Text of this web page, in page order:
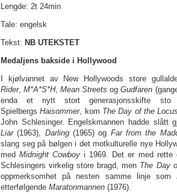
Lengde: 2t 24min
Tale: engelsk
Tekst: NB UTEKSTET
Medaljens bakside i Hollywood
I kjølvannet av New Hollywoods store
Rider,M*A*S*H,Mean Streets ogGudfaren
enda et nytt stort generasjonsskifte
SpielbergsHaisommer, kom The Day of the
John Schlesinger. Engelskmannen hadde slått
Liar(1963), Darling(1965) og Far from the
slang seg på bølgen i det motkulturelle nye
medMidnight Cowboy i 1969. Det er med rette
Schlesingers virkelig store bragd, men The Day
oppmerksomhet på nesten samme linje som
etterfølgende Maratonmannen (1976).